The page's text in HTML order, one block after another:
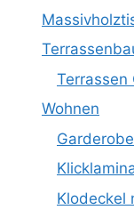
Terrassen
Wohnen
Klodeckel